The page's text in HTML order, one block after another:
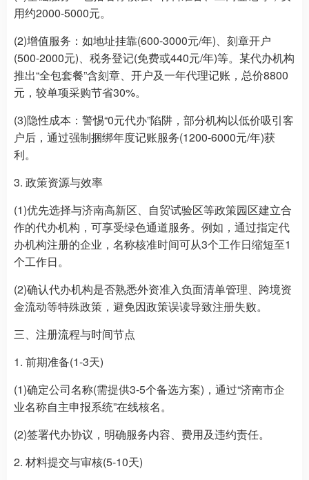
用约2000-5000元。
(2)增值服务：如地址挂靠(600-3000元/年)、刻章开户
(500-2000元)、税务登记(免费或440元/年)等。某代办机构
推出“全包套餐”含刻章、开户及一年代理记账，总价8800
元，较单项采购节省30%。
(3)隐性成本：警惕“0元代办”陷阱，部分机构以低价吸引客
户后，通过强制捆绑年度记账服务(1200-6000元/年)获
利。
3. 政策资源与效率
(1)优先选择与济南高新区、自贸试验区等政策园区建立合
作的代办机构，可享受绿色通道服务。例如，通过指定代
办机构注册的企业，名称核准时间可从3个工作日缩短至1
个工作日。
(2)确认代办机构是否熟悉外资准入负面清单管理、跨境资
金流动等特殊政策，避免因政策误读导致注册失败。
三、注册流程与时间节点
1. 前期准备(1-3天)
(1)确定公司名称(需提供3-5个备选方案)，通过“济南市企
业名称自主申报系统”在线核名。
(2)签署代办协议，明确服务内容、费用及违约责任。
2. 材料提交与审核(5-10天)